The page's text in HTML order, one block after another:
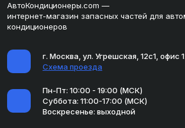
АвтоКондиционеры.com —
интернет-магазин запасных частей для
кондиционеров
г. Москва, ул. Угрешская, 12с1, офис
Схема проезда
Пн-Пт: 10:00 - 19:00 (МСК)
Суббота: 11:00-17:00 (МСК)
Воскресенье: выходной